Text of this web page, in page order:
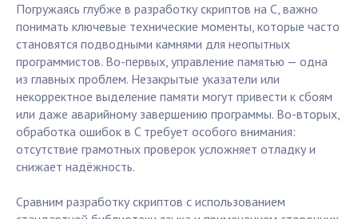
Погружаясь глубже в разработку скриптов на C, важно
понимать ключевые технические моменты, которые часто
становятся подводными камнями для неопытных
программистов. Во-первых, управление памятью — одна
из главных проблем. Незакрытые указатели или
некорректное выделение памяти могут привести к сбоям
или даже аварийному завершению программы. Во-вторых,
обработка ошибок в C требует особого внимания:
отсутствие грамотных проверок усложняет отладку и
снижает надёжность.
Сравним разработку скриптов с использованием